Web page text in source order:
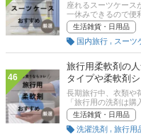
座れるスーツケース
一休みできるので便
が販売されています
ケースを紹介。失敗
るのでぜひ参考にし
グも掲載しています
グや口コミも掲載し
スーツケースが見つ
生活雑貨・日用品
国内旅行
46
旅行用柔軟剤の
タイプや柔軟剤
長期旅行中、衣類や
「旅行用の洗剤は
る？」「コインラン
ら購入したい」など
は、旅行用の柔軟剤
生活雑貨・日用品
洗濯洗剤 旅行用